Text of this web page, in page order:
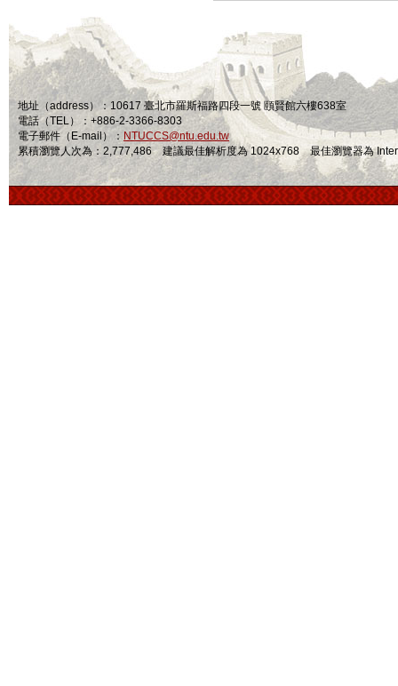
地址（address）：10617 臺北市羅斯福路四段一號 頤賢館六樓638室
電話（TEL）：+886-2-3366-8303
電子郵件（E-mail）： NTUCCS@ntu.edu.tw
累積瀏覽人次為：2,777,486 建議最佳解析度為 1024x768 最佳瀏覽器為